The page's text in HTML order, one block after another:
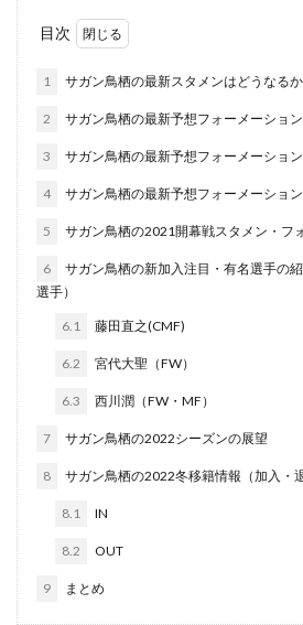
目次
1 サガン鳥栖の最新スタメンはどうなる
2 サガン鳥栖の最新予想フォーメーショ
3 サガン鳥栖の最新予想フォーメーショ
4 サガン鳥栖の最新予想フォーメーショ
5 サガン鳥栖の2021開幕戦スタメン・フ
6
サガン鳥栖の新加入注目・有名選手の
選手）
6.1 藤田直之(CMF)
6.2 宮代大聖（FW）
6.3 西川潤（FW・MF）
7 サガン鳥栖の2022シーズンの展望
8 サガン鳥栖の2022冬移籍情報（加入・
8.1 IN
8.2 OUT
9 まとめ